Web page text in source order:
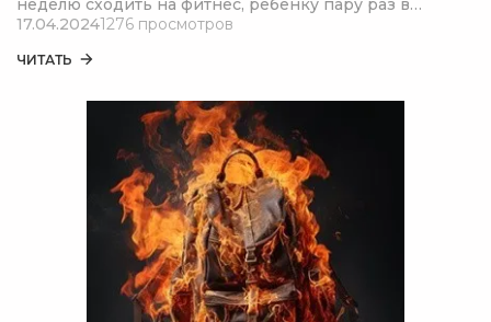
неделю сходить на фитнес, ребенку пару раз в
четверть выбраться на экскурсию (да так, чтобы не
17.04.20241276 просмотров
ЧИТАТЬ